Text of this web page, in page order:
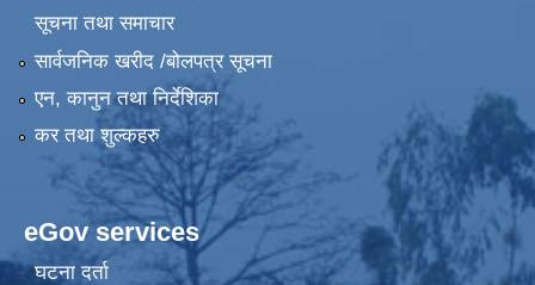
सूचना तथा समाचार
सार्वजनिक खरीद /बोलपत्र सूचना
एन, कानुन तथा निर्देशिका
कर तथा शुल्कहरु
eGov services
घटना दर्ता